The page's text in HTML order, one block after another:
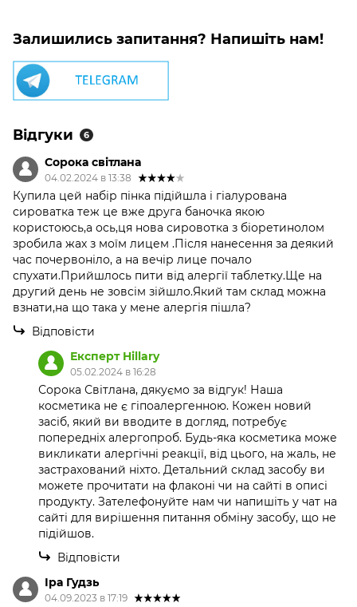
Залишились запитання? Напишіть нам!
Відгуки 6
Сорока світлана
04.02.2024 в 13:38
Купила цей набір пінка підійшла і гіалурована
сироватка теж це вже друга баночка якою
користоюсь,а ось,ця нова сировотка з біоретинолом
зробила жах з моїм лицем .Після нанесення за деякий
час почервоніло, а на вечір лице почало
спухати.Прийшлось пити від алергії таблетку.Ще на
другий день не зовсім зійшло.Який там склад можна
взнати,на що така у мене алергія пішла?
Відповісти
Експерт Hillary
05.02.2024 в 16:28
Сорока Світлана, дякуємо за відгук! Наша
косметика не є гіпоалергенною. Кожен новий
засіб, який ви вводите в догляд, потребує
попередніх алергопроб. Будь-яка косметика може
викликати алергічні реакції, від цього, на жаль, не
застрахований ніхто. Детальний склад засобу ви
можете прочитати на флаконі чи на сайті в описі
продукту. Зателефонуйте нам чи напишіть у чат на
сайті для вирішення питання обміну засобу, що не
підійшов.
Відповісти
Іра Гудзь
04.09.2023 в 17:19